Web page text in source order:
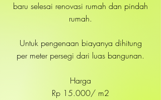
baru selesai renovasi rumah dan pindah
rumah.
Untuk pengenaan biayanya dihitung
per meter persegi dari luas bangunan.
Harga
Rp 15.000/ m2